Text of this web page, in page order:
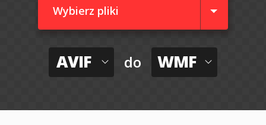
Wybierz pliki
AVIF do WMF